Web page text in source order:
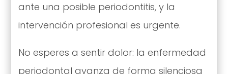
ante una posible periodontitis, y la
intervención profesional es urgente.
No esperes a sentir dolor: la enfermedad
periodontal avanza de forma silenciosa